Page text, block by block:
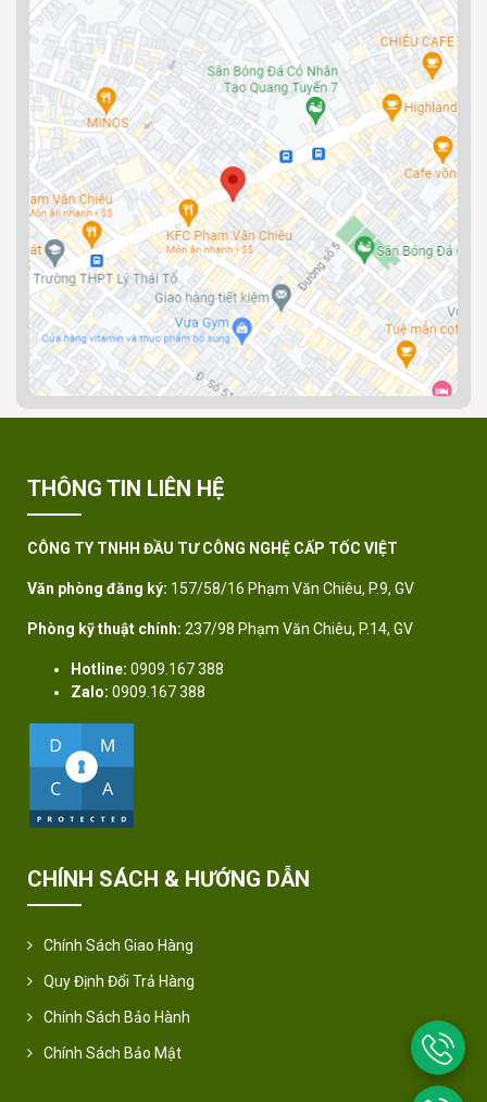
THÔNG TIN LIÊN HỆ
CÔNG TY TNHH ĐẦU TƯ CÔNG NGHỆ CẤP TỐC VIỆT
Văn phòng đăng ký: 157/58/16 Phạm Văn Chiêu, P.9, GV
Phòng kỹ thuật chính: 237/98 Phạm Văn Chiêu, P.14, GV
Hotline: 0909.167 388
Zalo: 0909.167 388
CHÍNH SÁCH & HƯỚNG DẪN
Chính Sách Giao Hàng
Quy Định Đổi Trả Hàng
Chính Sách Bảo Hành
Chính Sách Bảo Mật